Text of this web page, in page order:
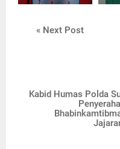
« Next Post
Kabid Humas Polda